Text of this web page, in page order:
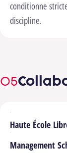
conditionne
discipline.
Haute École
Management